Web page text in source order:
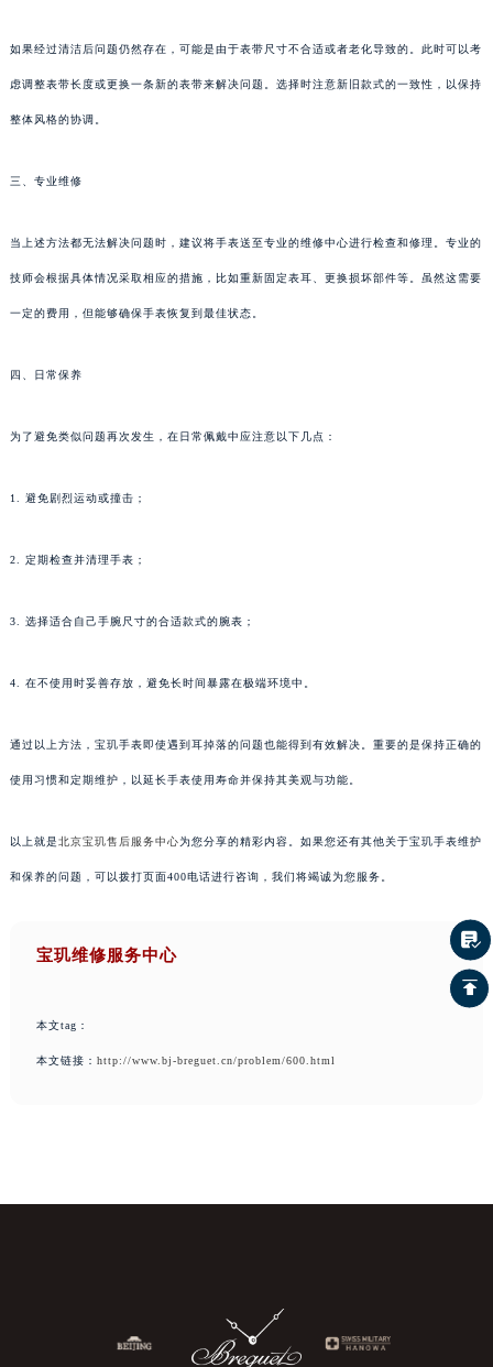
如果经过清洁后问题仍然存在，可能是由于表带尺寸不合适或者老化导致的。此时可以考
虑调整表带长度或更换一条新的表带来解决问题。选择时注意新旧款式的一致性，以保持
整体风格的协调。
三、专业维修
当上述方法都无法解决问题时，建议将手表送至专业的维修中心进行检查和修理。专业的
技师会根据具体情况采取相应的措施，比如重新固定表耳、更换损坏部件等。虽然这需要
一定的费用，但能够确保手表恢复到最佳状态。
四、日常保养
为了避免类似问题再次发生，在日常佩戴中应注意以下几点：
1. 避免剧烈运动或撞击；
2. 定期检查并清理手表；
3. 选择适合自己手腕尺寸的合适款式的腕表；
4. 在不使用时妥善存放，避免长时间暴露在极端环境中。
通过以上方法，宝玑手表即使遇到耳掉落的问题也能得到有效解决。重要的是保持正确的
使用习惯和定期维护，以延长手表使用寿命并保持其美观与功能。
以上就是北京宝玑售后服务中心为您分享的精彩内容。如果您还有其他关于宝玑手表维护
和保养的问题，可以拨打页面400电话进行咨询，我们将竭诚为您服务。
宝玑维修服务中心
本文tag：
本文链接： http://www.bj-breguet.cn/problem/600.html